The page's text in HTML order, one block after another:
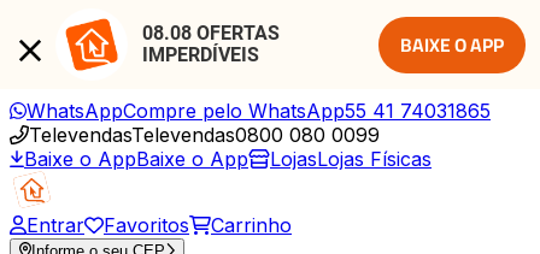
08.08 OFERTAS
IMPERDÍVEIS
BAIXE O APP
WhatsAppCompre pelo WhatsApp55 41 74031865
TelevendasTelevendas0800 080 0099
Baixe o AppBaixe o App LojasLojas Físicas
Entrar Favoritos Carrinho